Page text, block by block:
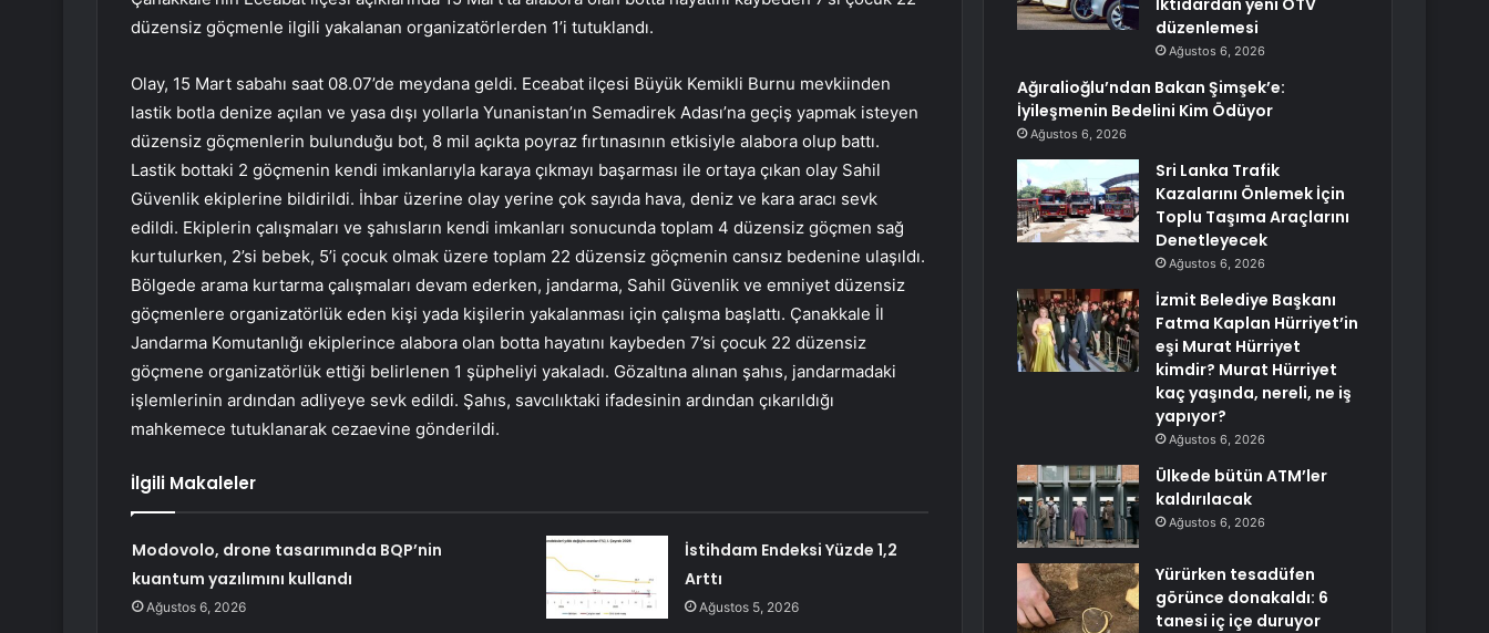
düzensiz göçmenle ilgili yakalanan organizatörlerden 1’i tutuklandı.
Olay, 15 Mart sabahı saat 08.07’de meydana geldi. Eceabat ilçesi Büyük Kemikli Burnu mevkiinden
lastik botla denize açılan ve yasa dışı yollarla Yunanistan’ın Semadirek Adası’na geçiş yapmak isteyen
düzensiz göçmenlerin bulunduğu bot, 8 mil açıkta poyraz fırtınasının etkisiyle alabora olup battı.
Lastik bottaki 2 göçmenin kendi imkanlarıyla karaya çıkmayı başarması ile ortaya çıkan olay Sahil
Güvenlik ekiplerine bildirildi. İhbar üzerine olay yerine çok sayıda hava, deniz ve kara aracı sevk
edildi. Ekiplerin çalışmaları ve şahısların kendi imkanları sonucunda toplam 4 düzensiz göçmen sağ
kurtulurken, 2’si bebek, 5’i çocuk olmak üzere toplam 22 düzensiz göçmenin cansız bedenine ulaşıldı.
Bölgede arama kurtarma çalışmaları devam ederken, jandarma, Sahil Güvenlik ve emniyet düzensiz
göçmenlere organizatörlük eden kişi yada kişilerin yakalanması için çalışma başlattı. Çanakkale İl
Jandarma Komutanlığı ekiplerince alabora olan botta hayatını kaybeden 7’si çocuk 22 düzensiz
göçmene organizatörlük ettiği belirlenen 1 şüpheliyi yakaladı. Gözaltına alınan şahıs, jandarmadaki
işlemlerinin ardından adliyeye sevk edildi. Şahıs, savcılıktaki ifadesinin ardından çıkarıldığı
mahkemece tutuklanarak cezaevine gönderildi.
İlgili Makaleler
Modovolo, drone tasarımında BQP’nin
kuantum yazılımını kullandı
Ağustos 6, 2026
İstihdam Endeksi Yüzde 1,2
Arttı
Ağustos 5, 2026
İktidardan yeni ÖTV
düzenlemesi
Ağustos 6, 2026
Ağıralioğlu’ndan Bakan Şimşek’e:
İyileşmenin Bedelini Kim Ödüyor
Ağustos 6, 2026
Sri Lanka Trafik
Kazalarını Önlemek İçin
Toplu Taşıma Araçlarını
Denetleyecek
Ağustos 6, 2026
İzmit Belediye Başkanı
Fatma Kaplan Hürriyet’in
eşi Murat Hürriyet
kimdir? Murat Hürriyet
kaç yaşında, nereli, ne iş
yapıyor?
Ağustos 6, 2026
Ülkede bütün ATM’ler
kaldırılacak
Ağustos 6, 2026
Yürürken tesadüfen
görünce donakaldı: 6
tanesi iç içe duruyor